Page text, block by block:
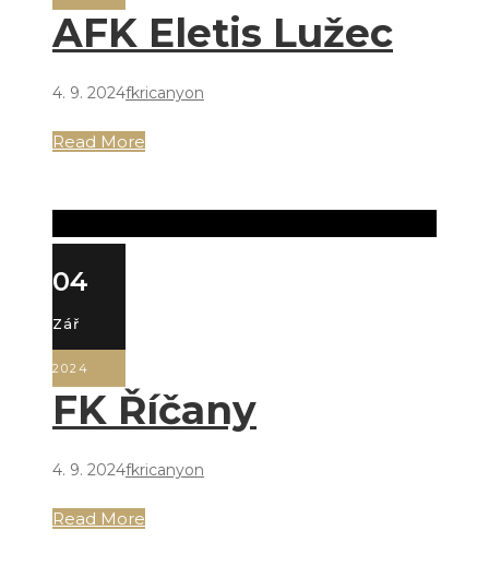
AFK Eletis Lužec
4. 9. 2024fkricanyon
Read More
04
Zář
2024
FK Říčany
4. 9. 2024fkricanyon
Read More